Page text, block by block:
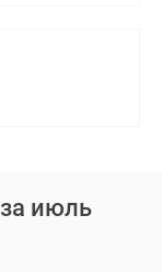
за июль